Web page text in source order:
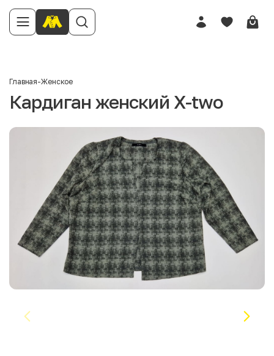
Главная-Женское
Кардиган женский X-two